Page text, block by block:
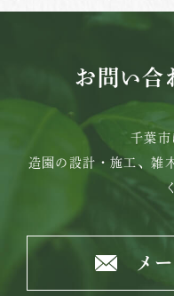
お問い合
千葉市
造園の設計・施工、雑
メ